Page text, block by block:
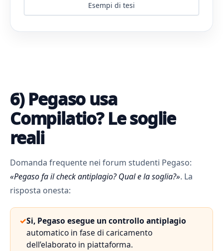
Esempi di tesi
6) Pegaso usa
Compilatio? Le soglie
reali
Domanda frequente nei forum studenti Pegaso:
«Pegaso fa il check antiplagio? Qual e la soglia?». La
risposta onesta:
✓Si, Pegaso esegue un controllo antiplagio
automatico in fase di caricamento
dell’elaborato in piattaforma.